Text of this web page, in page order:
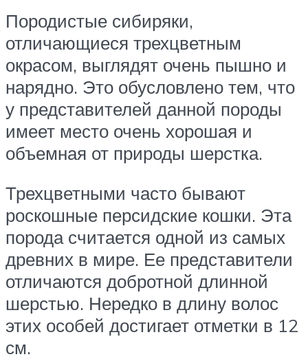
Породистые сибиряки,
отличающиеся трехцветным
окрасом, выглядят очень пышно и
нарядно. Это обусловлено тем, что
у представителей данной породы
имеет место очень хорошая и
объемная от природы шерстка.
Трехцветными часто бывают
роскошные персидские кошки. Эта
порода считается одной из самых
древних в мире. Ее представители
отличаются добротной длинной
шерстью. Нередко в длину волос
этих особей достигает отметки в 12
см.